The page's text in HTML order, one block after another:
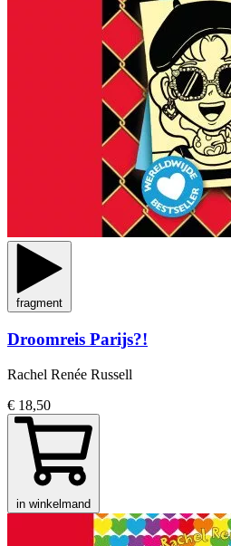
fragment
Droomreis Parijs?!
Rachel Renée Russell
€ 18,50
in winkelmand